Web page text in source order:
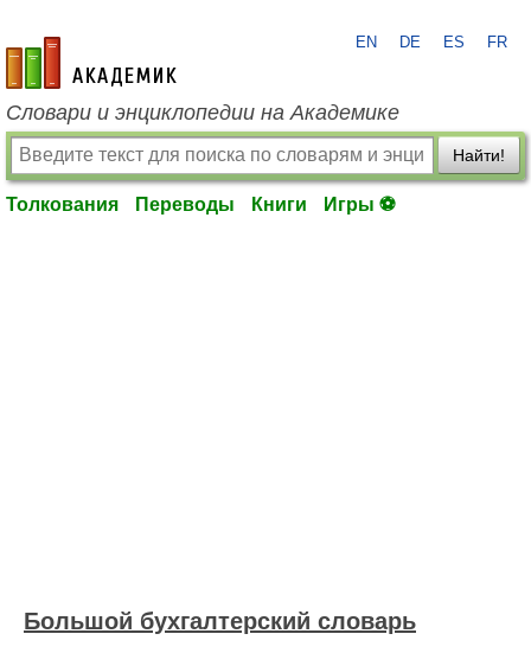
academic.ru
EN DE ES FR
Словари и энциклопедии на Академике
Найти!
Толкования Переводы Книги Игры ⚽
Большой бухгалтерский словарь